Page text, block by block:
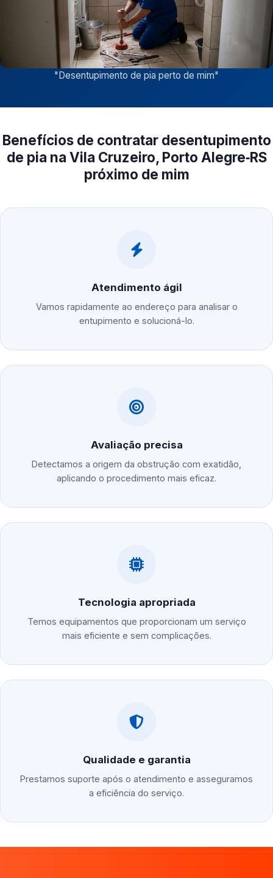
"Desentupimento de pia perto de mim"
Benefícios de contratar desentupimento
de pia na Vila Cruzeiro, Porto Alegre‑RS
próximo de mim
Atendimento ágil
Vamos rapidamente ao endereço para analisar o
entupimento e solucioná-lo.
Avaliação precisa
Detectamos a origem da obstrução com exatidão,
aplicando o procedimento mais eficaz.
Tecnologia apropriada
Temos equipamentos que proporcionam um serviço
mais eficiente e sem complicações.
Qualidade e garantia
Prestamos suporte após o atendimento e asseguramos
a eficiência do serviço.